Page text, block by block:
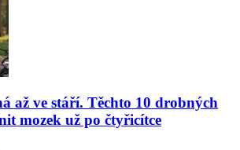
až ve stáří. Těchto 10 drobných
mozek už po čtyřicítce